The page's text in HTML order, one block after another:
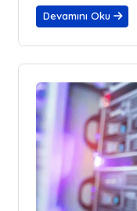
Devamını Oku